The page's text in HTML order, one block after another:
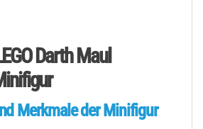
Darth Maul
Merkmale der Minifigur